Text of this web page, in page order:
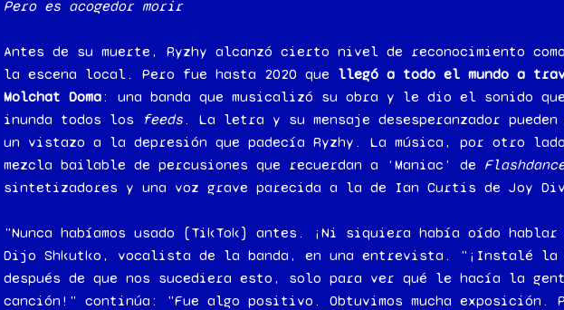
Pero es acogedor morir
Antes de su muerte, Ryzhy alcanzó cierto nivel de reconocimiento
la escena local. Pero fue hasta 2020 que llegó a todo el mundo a
Molchat Doma: una banda que musicalizó su obra y le dio el sonido
inunda todos los
feeds. La letra y su mensaje desesperanzador
un vistazo a la depresión que padecía Ryzhy. La música, por otro
mezcla bailable de percusiones que recuerdan a ‘Maniac’ de
sintetizadores y una voz grave parecida a la de Ian Curtis de Joy
"Nunca habíamos usado [TikTok] antes. ¡Ni siquiera había oído
Dijo Shkutko, vocalista de la banda, en una entrevista. "¡Instalé la
después de que nos sucediera esto, solo para ver qué le hacía la
canción!" continúa: "Fue algo positivo. Obtuvimos mucha exposición.